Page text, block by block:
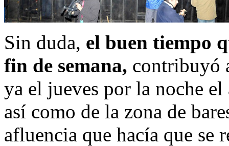
Sin duda, el buen tiempo
fin de semana, contribuyó
ya el jueves por la noche el
así como de la zona de
afluencia que hacía que se